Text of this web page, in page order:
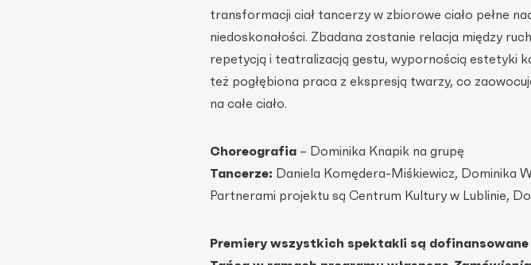
transformacji ciał tancerzy w zbiorowe ciało pełne
niedoskonałości. Zbadana zostanie relacja między
repetycją i teatralizacją gestu, wypornością estetyki
też pogłębiona praca z ekspresją twarzy, co
na całe ciało.
Choreografia – Dominika Knapik na grupę
Tancerze: Daniela Komędera-Miśkiewicz, Dominika
Partnerami projektu są Centrum Kultury w Lublinie,
Premiery wszystkich spektakli są